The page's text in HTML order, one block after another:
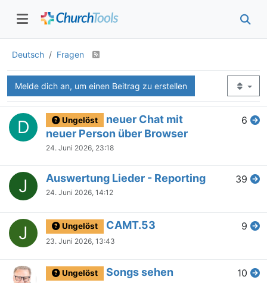
Deutsch Fragen
Melde dich an, um einen Beitrag zu erstellen
D Ungelöst
neuer Chat mit
neuer Person über Browser
24. Juni 2026, 23:18
6
J Auswertung Lieder - Reporting
24. Juni 2026, 14:12
39
J Ungelöst CAMT.53
23. Juni 2026, 13:43
9
Ungelöst Songs sehen 10